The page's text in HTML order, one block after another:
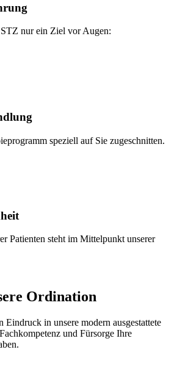
nur ein Ziel vor Augen:
speziell auf Sie zugeschnitten.
Patienten steht im Mittelpunkt unserer
Ordination
Eindruck in unsere modern ausgestattete
und Fürsorge Ihre